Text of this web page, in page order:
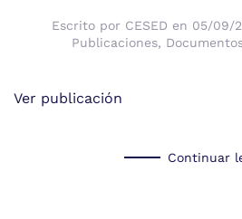
Escrito por CESED en 05/09/
Publicaciones,
Ver publicación
Continuar